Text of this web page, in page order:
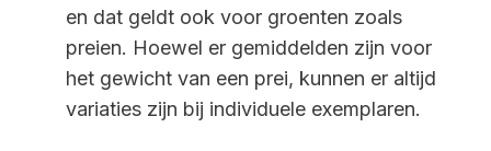
en dat geldt ook voor groenten zoals
preien. Hoewel er gemiddelden zijn voor
het gewicht van een prei, kunnen er altijd
variaties zijn bij individuele exemplaren.